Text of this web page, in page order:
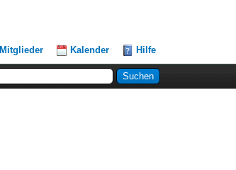
Mitglieder Kalender Hilfe